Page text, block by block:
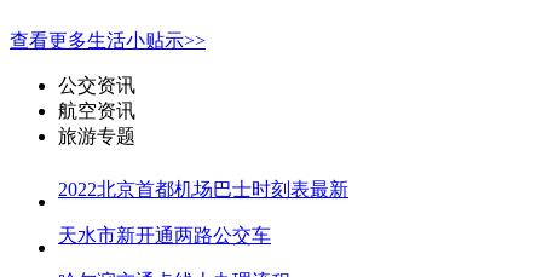
查看更多生活小贴示>>
公交资讯
航空资讯
旅游专题
2022北京首都机场巴士时刻表最新
天水市新开通两路公交车